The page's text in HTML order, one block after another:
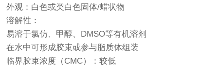
外观：白色或类白色固体/蜡状物
溶解性：
易溶于氯仿、甲醇、DMSO等有机溶剂
在水中可形成胶束或参与脂质体组装
临界胶束浓度（CMC）：较低